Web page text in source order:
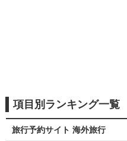
項目別ランキング一覧
旅行予約サイト 海外旅行